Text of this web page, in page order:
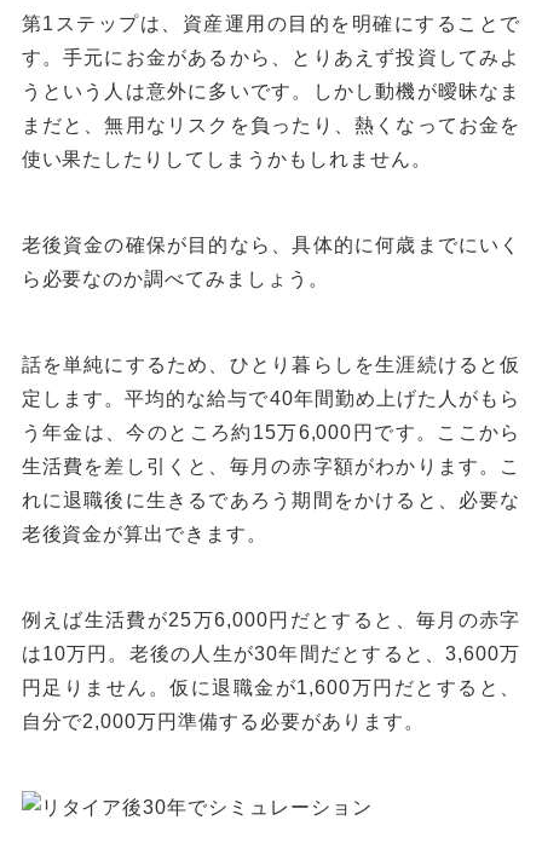
第1ステップは、資産運用の目的を明確にすることで
す。手元にお金があるから、とりあえず投資してみよ
うという人は意外に多いです。しかし動機が曖昧なま
まだと、無用なリスクを負ったり、熱くなってお金を
使い果たしたりしてしまうかもしれません。
老後資金の確保が目的なら、具体的に何歳までにいく
ら必要なのか調べてみましょう。
話を単純にするため、ひとり暮らしを生涯続けると仮
定します。平均的な給与で40年間勤め上げた人がもら
う年金は、今のところ約15万6,000円です。ここから
生活費を差し引くと、毎月の赤字額がわかります。こ
れに退職後に生きるであろう期間をかけると、必要な
老後資金が算出できます。
例えば生活費が25万6,000円だとすると、毎月の赤字
は10万円。老後の人生が30年間だとすると、3,600万
円足りません。仮に退職金が1,600万円だとすると、
自分で2,000万円準備する必要があります。